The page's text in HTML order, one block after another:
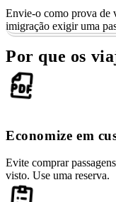
Envie-o como prova de
imigração exigir uma
Por que os
Economize em
Evite comprar
visto. Use uma reserva.